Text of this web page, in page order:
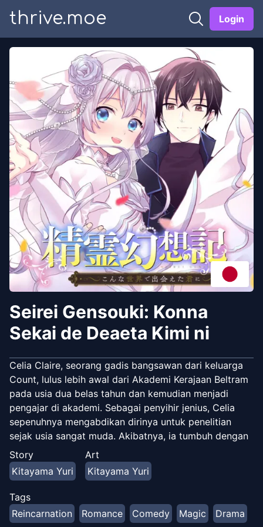
thrive.moe Login
Seirei Gensouki: Konna
Sekai de Deaeta Kimi ni
Celia Claire, seorang gadis bangsawan dari keluarga
Count, lulus lebih awal dari Akademi Kerajaan Beltram
pada usia dua belas tahun dan kemudian menjadi
pengajar di akademi. Sebagai penyihir jenius, Celia
sepenuhnya mengabdikan dirinya untuk penelitian
sejak usia sangat muda. Akibatnya, ia tumbuh dengan
sedikit teman dan sedikit pengalaman masa kecil yang
normal. Suatu hari, ia tanpa diduga menjadikan
seorang anak yatim piatu yang tampak lemah
bernama Rio sebagai muridnya. Namun, Rio ternyata
memiliki kemampuan yang luar biasa tinggi, jauh
melampaui apa yang diharapkan dari seorang yatim
Story
Kitayama Yuri
Art
Kitayama Yuri
Tags
Reincarnation
Romance Comedy Magic
Drama